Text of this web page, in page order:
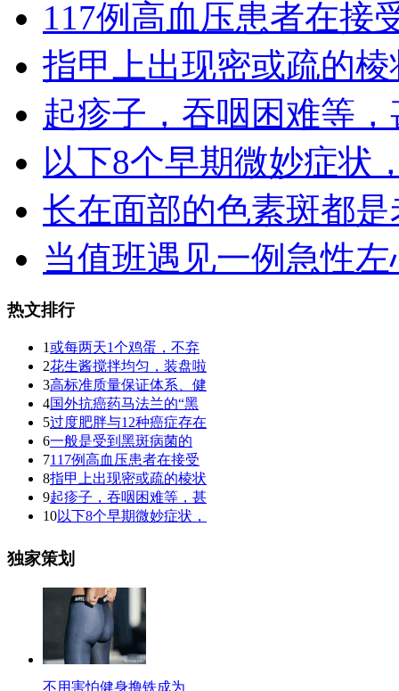
117例高血压患者在接
指甲上出现密或疏的棱
起疹子，吞咽困难等，
以下8个早期微妙症状
长在面部的色素斑都是
当值班遇见一例急性左
热文排行
1或每两天1个鸡蛋，不弃
2花生酱搅拌均匀，装盘啦
3高标准质量保证体系、健
4国外抗癌药马法兰的“黑
5过度肥胖与12种癌症存在
6一般是受到黑斑病菌的
7117例高血压患者在接受
8指甲上出现密或疏的棱状
9起疹子，吞咽困难等，甚
10以下8个早期微妙症状，
独家策划
不用害怕健身撸铁成为